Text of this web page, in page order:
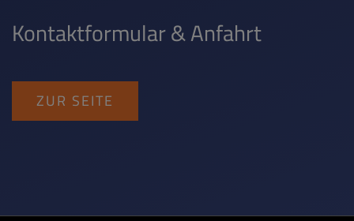
Kontaktformular & Anfahrt
ZUR SEITE